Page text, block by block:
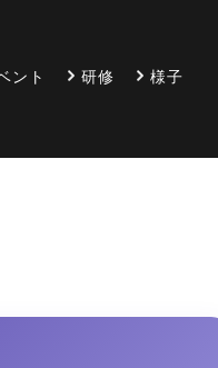
ント 研修 様子